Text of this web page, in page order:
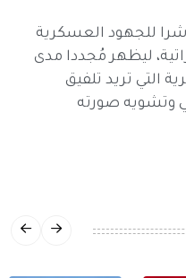
للجهود العسكرية
ليظهر مُجددا مدى
التي تريد تلفيق
وتشويه صورته